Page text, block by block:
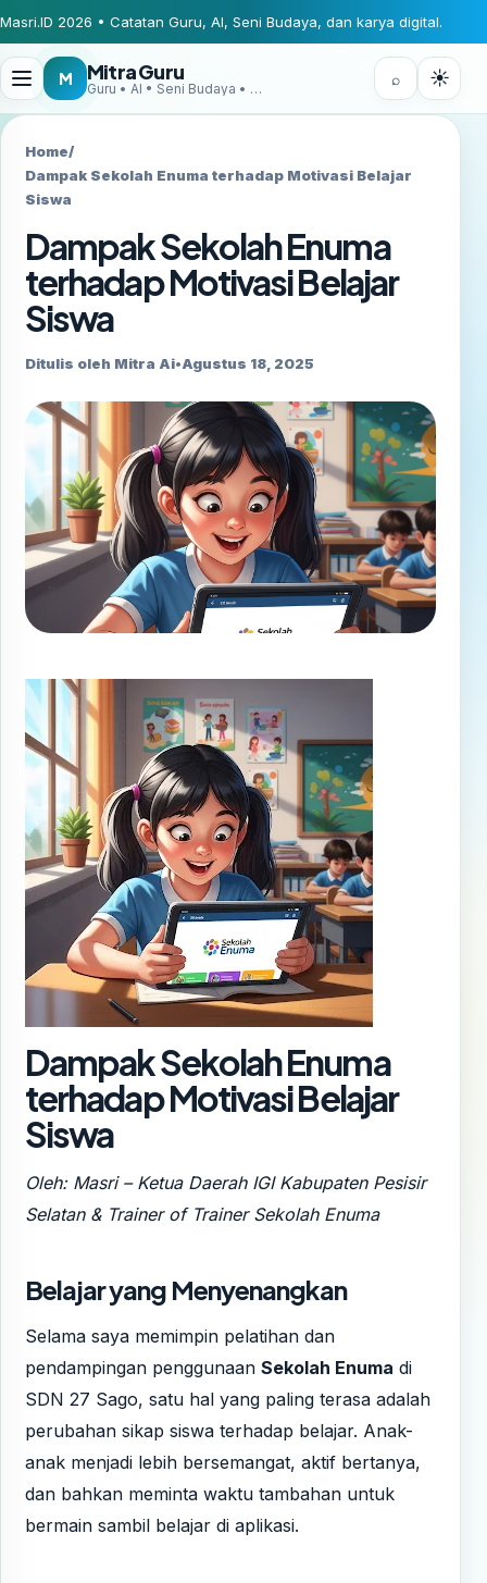
Masri.ID 2026 • Catatan Guru, AI, Seni Budaya, dan karya digital.
M Mitra Guru
Guru • AI • Seni Budaya • Digital Creator
⌕ ☀
Home/
Dampak Sekolah Enuma terhadap Motivasi Belajar
Siswa
Dampak Sekolah Enuma
terhadap Motivasi Belajar
Siswa
Ditulis oleh Mitra Ai•Agustus 18, 2025
Dampak Sekolah Enuma
terhadap Motivasi Belajar
Siswa
Oleh: Masri – Ketua Daerah IGI Kabupaten Pesisir
Selatan & Trainer of Trainer Sekolah Enuma
Belajar yang Menyenangkan
Selama saya memimpin pelatihan dan
pendampingan penggunaan Sekolah Enuma di
SDN 27 Sago, satu hal yang paling terasa adalah
perubahan sikap siswa terhadap belajar. Anak-
anak menjadi lebih bersemangat, aktif bertanya,
dan bahkan meminta waktu tambahan untuk
bermain sambil belajar di aplikasi.